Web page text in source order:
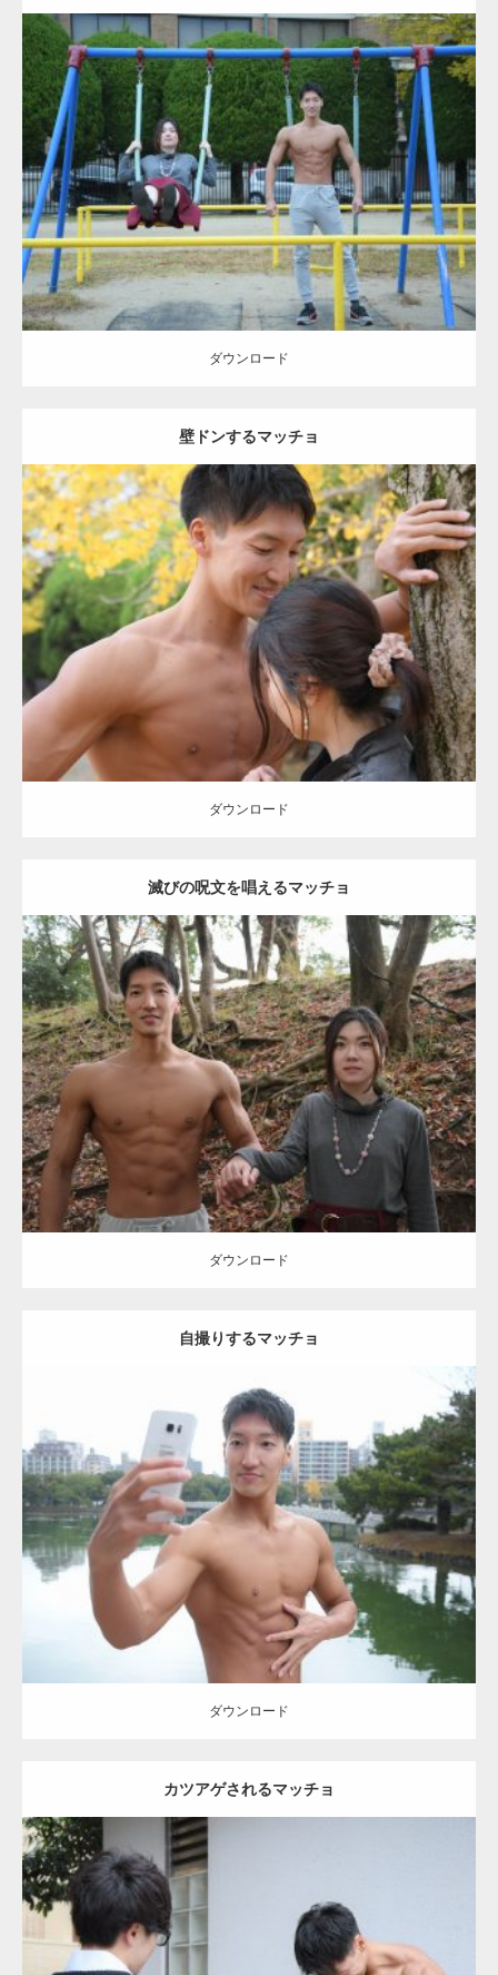
ーズをするマッチョ
Update: 2021.07.6
Category:公園のマッチョ その他 AKIHITO(細マッチョ) 腹筋 大胸筋
ダウンロード
ダウンロード
壁ドンするマッチョ
Update: 2021.07.8
Category:公園のマッチョ その他 AKIHITO(細マッチョ) 腹筋 大胸筋
肩
ダウンロード
滅びの呪文を唱えるマッチョ
Update:2021.07.8
Category:公園のマッチョ その他 AKIHITO(細マッチョ) 大胸筋 腹筋
ダウンロード
ダウンロード
自撮りするマッチョ
Update:2021.07.8
Category:公園のマッチョ その他 AKIHITO(細マッチョ) 大胸筋 腹筋
ダウンロード
ダウンロード
カツアゲされるマッチョ
Update: 2021.07.1
Category:公園のマッチョ その他 AKIHITO(細マッチョ) 大胸筋 上腕